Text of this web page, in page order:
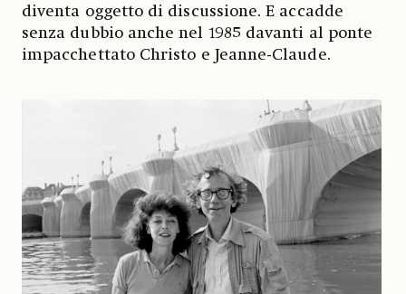
diventa oggetto di discussione. E accadde
senza dubbio anche nel 1985 davanti al ponte
impacchettato Christo e Jeanne-Claude.